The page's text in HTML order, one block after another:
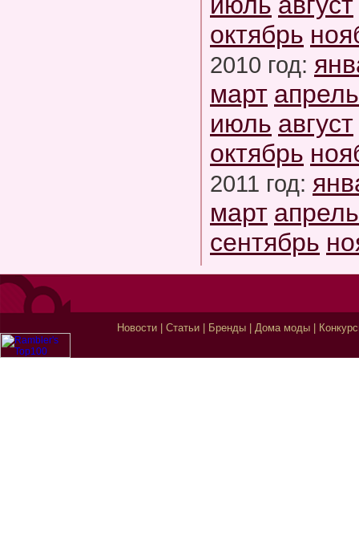
октябрь
2010 год:
март апрель
июль август
октябрь
2011 год:
март апрель
сентябрь
Новости| Статьи| Бренды| Дома моды|